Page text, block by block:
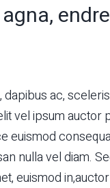
dapibus ac,
vel ipsum auctor
euismod
nulla vel diam.
euismod